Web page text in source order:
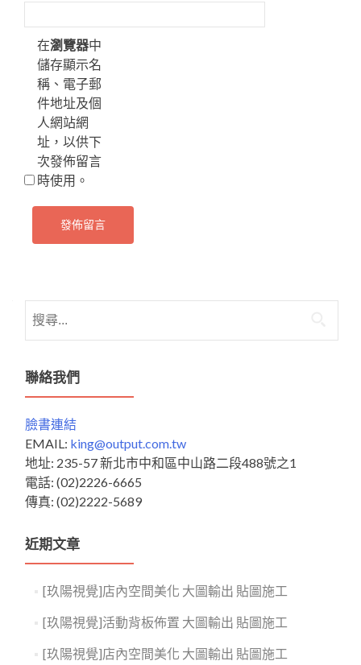
在瀏覽器中
儲存顯示名
稱、電子郵
件地址及個
人網站網
址，以供下
次發佈留言
時使用。
尋
鍵
字:
聯絡我們
臉書連結
EMAIL: king@output.com.tw
地址: 235-57 新北市中和區中山路二段488號之1
電話: (02)2226-6665
傳真: (02)2222-5689
近期文章
[玖陽視覺]店內空間美化 大圖輸出 貼圖施工
[玖陽視覺]活動背板佈置 大圖輸出 貼圖施工
[玖陽視覺]店內空間美化 大圖輸出 貼圖施工